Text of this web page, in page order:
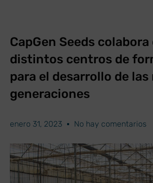
CapGen Seeds colabora
distintos centros de
para el desarrollo de las
generaciones
enero 31, 2023 No hay comentarios